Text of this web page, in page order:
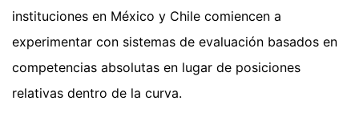
instituciones en México y Chile comiencen a
experimentar con sistemas de evaluación basados en
competencias absolutas en lugar de posiciones
relativas dentro de la curva.